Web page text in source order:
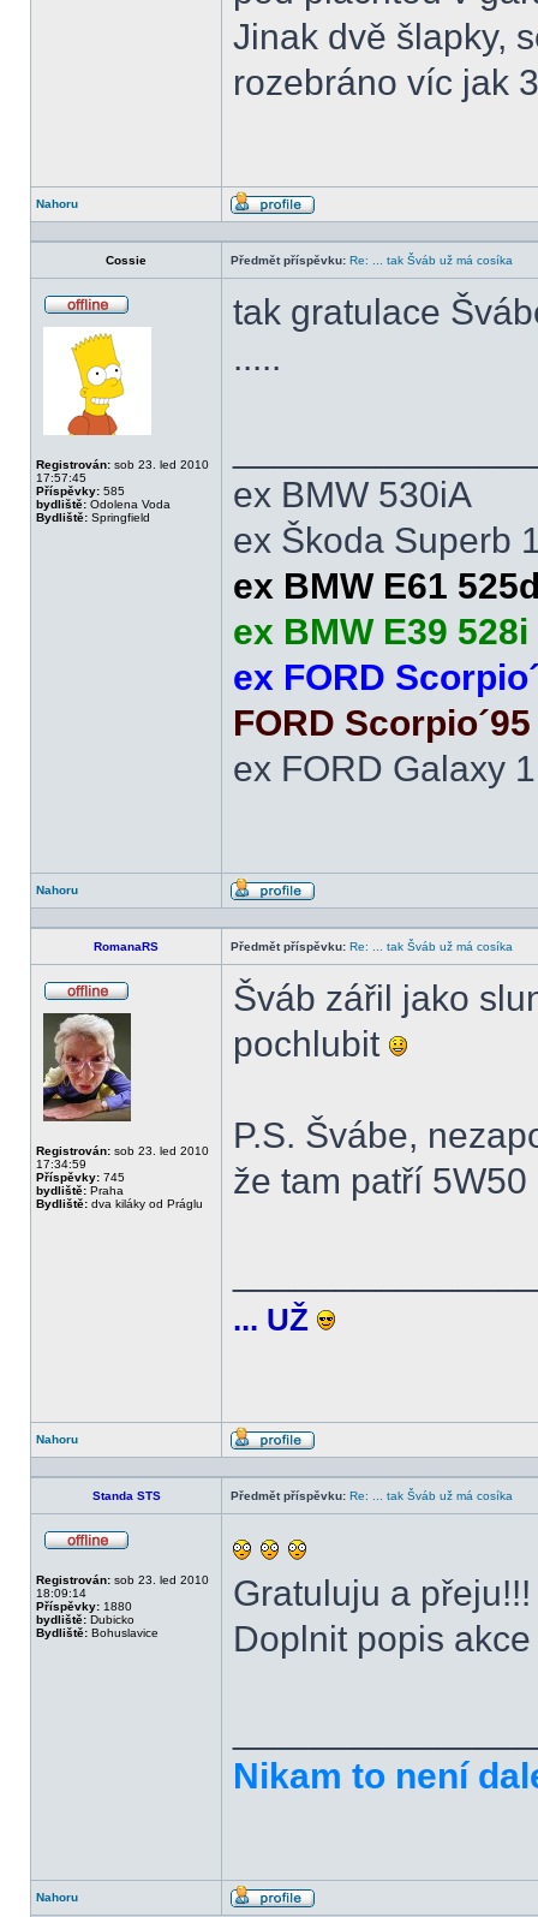
Jinak dvě šlapky,
rozebráno víc jak
Nahoru
Profil
Cossie Předmět příspěvku: Re: ... tak Šváb už má cosíka
Registrován: sob 23. led 2010
17:57:45
Příspěvky: 585
bydliště: Odolena Voda
Bydliště: Springfield
tak gratulace
.....
ex BMW 530iA
ex Škoda Superb
ex BMW E61
ex BMW E39 528i
ex FORD
FORD
ex FORD Galaxy
Nahoru
Profil
RomanaRS Předmět příspěvku: Re: ... tak Šváb už má cosíka
Registrován: sob 23. led 2010
17:34:59
Příspěvky: 745
bydliště: Praha
Bydliště: dva kiláky od Práglu
Šváb zářil jako
pochlubit
P.S. Švábe,
že tam patří 5W50
... UŽ
Nahoru
Profil
Standa STS Předmět příspěvku: Re: ... tak Šváb už má cosíka
Registrován: sob 23. led 2010
18:09:14
Příspěvky: 1880
bydliště: Dubicko
Bydliště: Bohuslavice
Gratuluju a přeju!!!
Doplnit popis
Nikam to není
Nahoru